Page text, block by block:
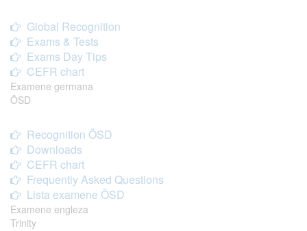
Global Recognition
Exams & Tests
Exams Day Tips
CEFR chart
Examene germana
ÖSD
Recognition ÖSD
Downloads
CEFR chart
Frequently Asked Questions
Lista examene ÖSD
Examene engleza
Trinity